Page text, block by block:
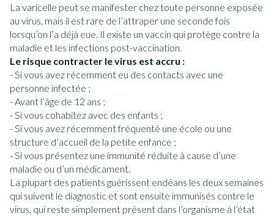
La varicelle peut se manifester chez toute personne exposée
au virus, mais il est rare de l’attraper une seconde fois
lorsqu’on l’a déjà eue. Il existe un vaccin qui protège contre la
maladie et les infections post-vaccination.
Le risque contracter le virus est accru :
- Si vous avez récemment eu des contacts avec une
personne infectée ;
- Avant l’âge de 12 ans ;
- Si vous cohabitez avec des enfants ;
- Si vous avez récemment fréquenté une école ou une
structure d’accueil de la petite enfance ;
- Si vous présentez une immunité réduite à cause d’une
maladie ou d’un médicament.
La plupart des patients guérissent endéans les deux semaines
qui suivent le diagnostic et sont ensuite immunisés contre le
virus, qui reste simplement présent dans l’organisme à l’état